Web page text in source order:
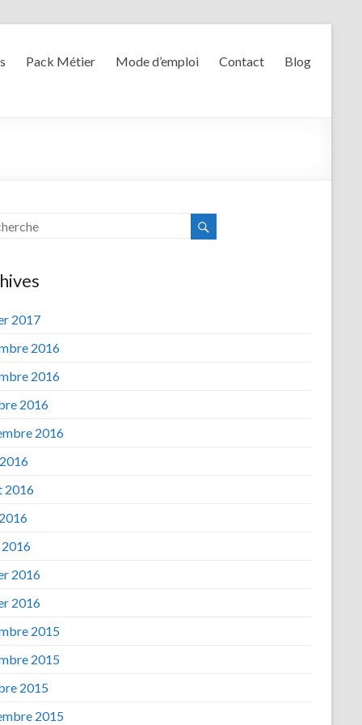
Pack Métier Mode d’emploi Contact Blog
2017
2016
2016
2016
2016
2016
2016
2016
2015
2015
2015
2015